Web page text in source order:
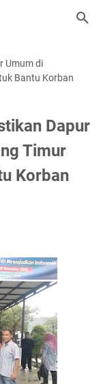
Umum di
Bantu Korban
Dapur
Timur
Korban